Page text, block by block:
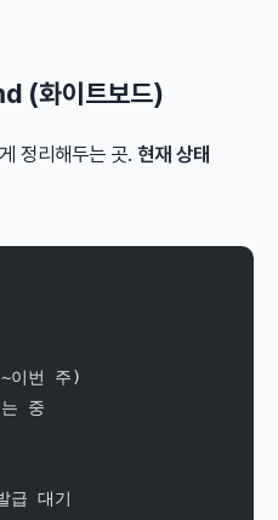
(화이트보드)
정리해두는 곳. 현재 상태
이번 주)
중
급 대기